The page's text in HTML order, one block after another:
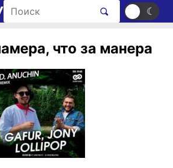
Поиск рингтонов ☀ ☾
что за манера